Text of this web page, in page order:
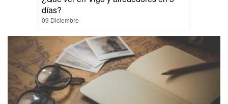
días?
09 Diciembre